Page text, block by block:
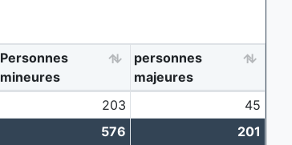
Personnes
mineures
personnes
majeures
203
45
576 201